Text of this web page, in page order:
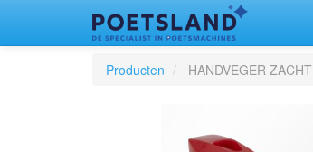
Producten HANDVEGER ZACHT